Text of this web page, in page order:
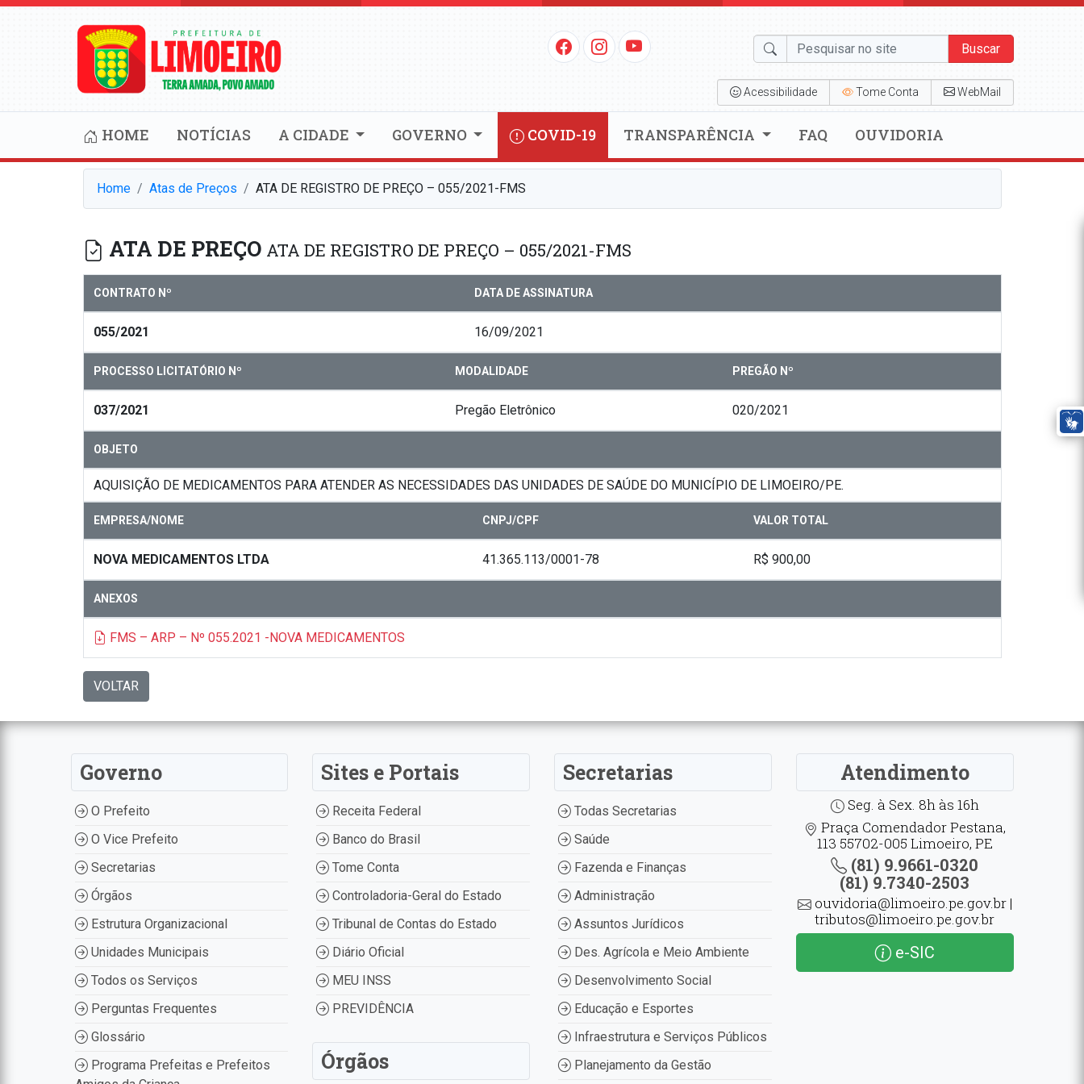
Buscar
Acessibilidade Tome Conta WebMail
HOME NOTÍCIAS A CIDADE GOVERNO COVID-19 TRANSPARÊNCIA FAQ OUVIDORIA
Home Atas de Preços ATA DE REGISTRO DE PREÇO – 055/2021-FMS
ATA DE PREÇO ATA DE REGISTRO DE PREÇO – 055/2021-FMS
CONTRATO Nº DATA DE ASSINATURA
055/2021 16/09/2021
PROCESSO LICITATÓRIO Nº MODALIDADE PREGÃO Nº
037/2021 Pregão Eletrônico 020/2021
OBJETO
AQUISIÇÃO DE MEDICAMENTOS PARA ATENDER AS NECESSIDADES DAS UNIDADES DE SAÚDE DO MUNICÍPIO DE LIMOEIRO/PE.
EMPRESA/NOME CNPJ/CPF VALOR TOTAL
NOVA MEDICAMENTOS LTDA 41.365.113/0001-78 R$ 900,00
ANEXOS
FMS – ARP – Nº 055.2021 -NOVA MEDICAMENTOS
VOLTAR
Governo
O Prefeito
O Vice Prefeito
Secretarias
Órgãos
Estrutura Organizacional
Unidades Municipais
Todos os Serviços
Perguntas Frequentes
Glossário
Programa Prefeitas e Prefeitos
Sites e Portais
Receita Federal
Banco do Brasil
Tome Conta
Controladoria-Geral do Estado
Tribunal de Contas do Estado
Diário Oficial
MEU INSS
PREVIDÊNCIA
Órgãos
Secretarias
Todas Secretarias
Saúde
Fazenda e Finanças
Administração
Assuntos Jurídicos
Des. Agrícola e Meio Ambiente
Desenvolvimento Social
Educação e Esportes
Infraestrutura e Serviços Públicos
Planejamento da Gestão
Atendimento
Seg. à Sex. 8h às 16h
Praça Comendador Pestana,
113 55702-005 Limoeiro, PE
(81) 9.9661-0320
(81) 9.7340-2503
ouvidoria@limoeiro.pe.gov.br |
tributos@limoeiro.pe.gov.br
e-SIC